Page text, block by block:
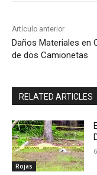
Artículo anterior
Daños Materiales en
de dos Camionetas
RELATED ARTICLES
Rojas